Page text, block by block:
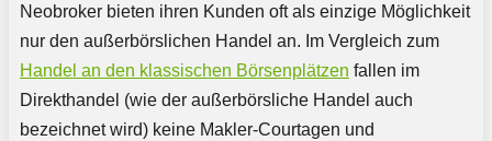
Neobroker bieten ihren Kunden oft als einzige Möglichkeit
nur den außerbörslichen Handel an. Im Vergleich zum
Handel an den klassischen Börsenplätzen fallen im
Direkthandel (wie der außerbörsliche Handel auch
bezeichnet wird) keine Makler-Courtagen und